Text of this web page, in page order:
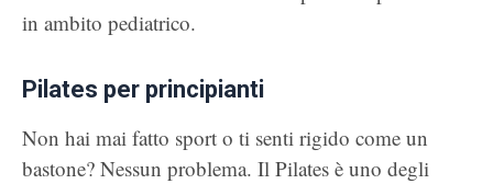
in ambito pediatrico.
Pilates per principianti
Non hai mai fatto sport o ti senti rigido come un
bastone? Nessun problema. Il Pilates è uno degli